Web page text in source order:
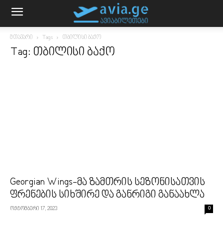
მთავარი Tags თბილისი ბაქო
Tag: თბილისი ბაქო
Georgian Wings-მა ზამთრის სეზონისათვის
ფრენების სიხშირე და განრიგი განაახლა
ოქტომბერი 17, 2023 0